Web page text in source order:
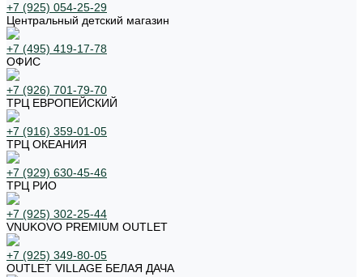
+7 (925) 054-25-29
Центральный детский магазин
+7 (495) 419-17-78
ОФИС
+7 (926) 701-79-70
ТРЦ ЕВРОПЕЙСКИЙ
+7 (916) 359-01-05
ТРЦ ОКЕАНИЯ
+7 (929) 630-45-46
ТРЦ РИО
+7 (925) 302-25-44
VNUKOVO PREMIUM OUTLET
+7 (925) 349-80-05
OUTLET VILLAGE БЕЛАЯ ДАЧА